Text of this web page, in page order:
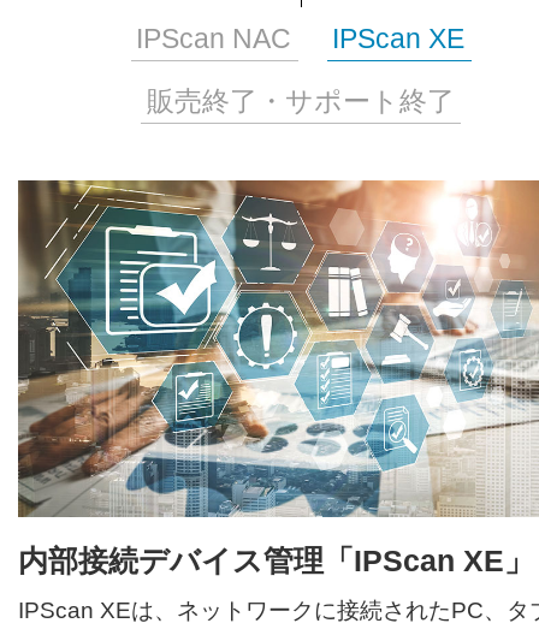
IPScan NAC
IPScan XE
販売終了・サポート終了
内部接続デバイス管理「IPScan XE」
IPScan XEは、ネットワークに接続されたPC、タ